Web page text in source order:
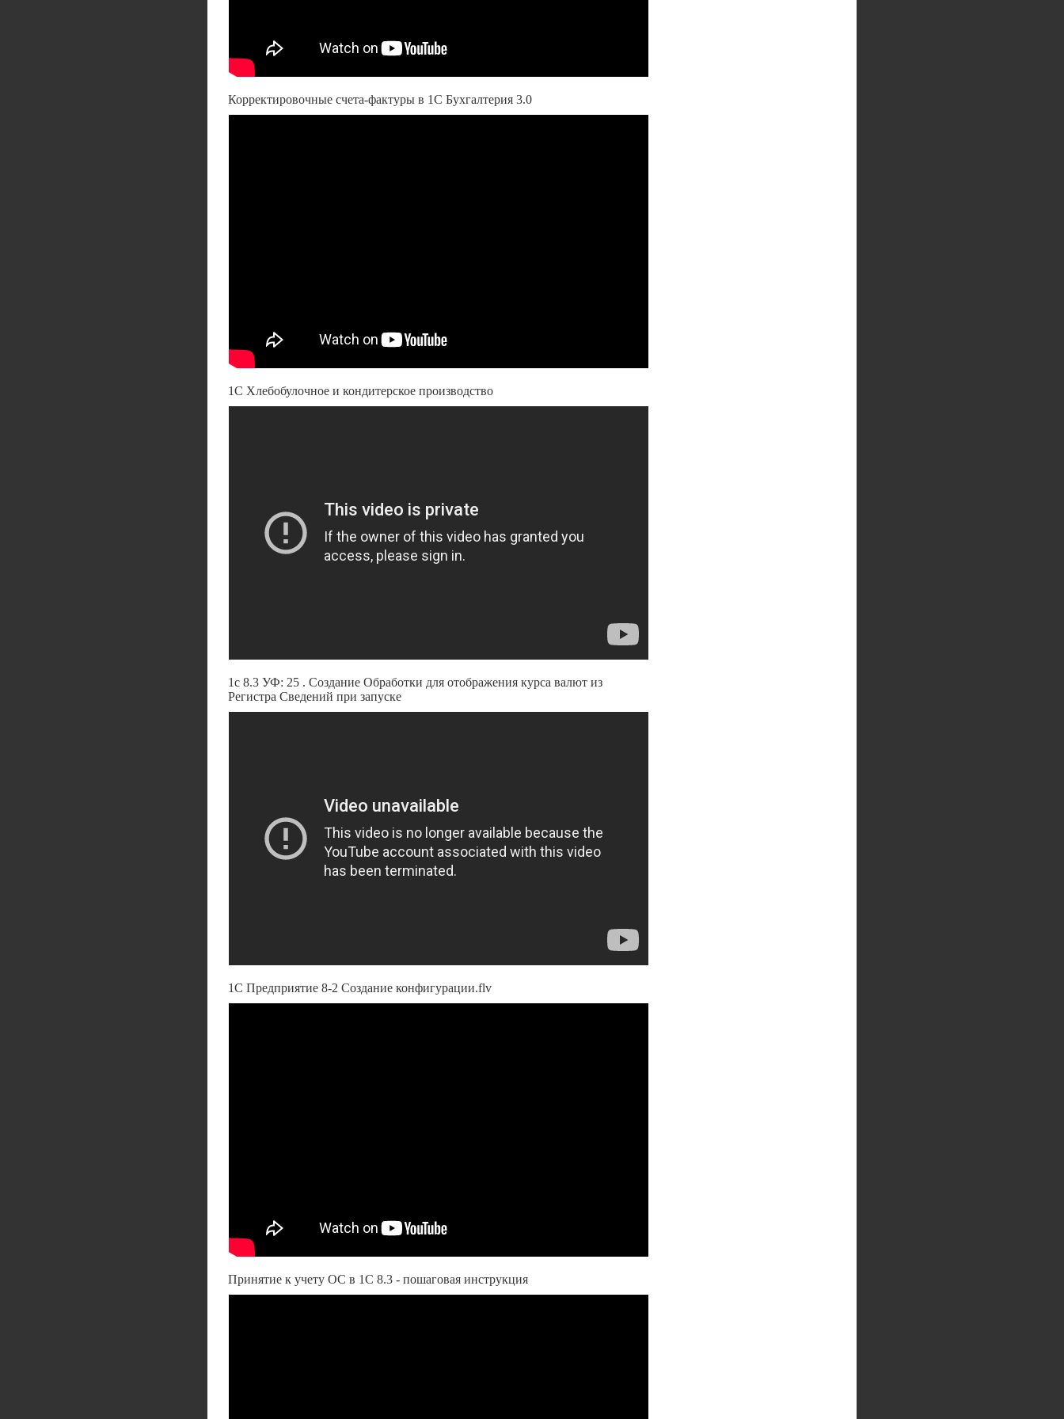
Корректировочные счета-фактуры в 1С Бухгалтерия 3.0
1С Хлебобулочное и кондитерское производство
1с 8.3 УФ: 25 . Создание Обработки для отображения курса валют из
Регистра Сведений при запуске
1С Предприятие 8-2 Создание конфигурации.flv
Принятие к учету ОС в 1С 8.3 - пошаговая инструкция